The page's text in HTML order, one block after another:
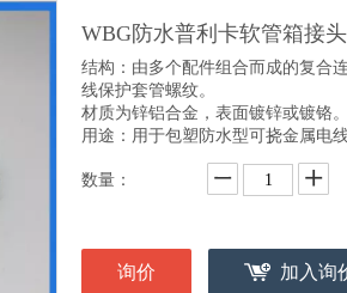
WBG防水普利卡软管箱接
结构：由多个配件组合而成的复合
线保护套管螺纹。
材质为锌铝合金，表面镀锌或镀
用途：用于包塑防水型可挠金属电
数量：
询价 加入询